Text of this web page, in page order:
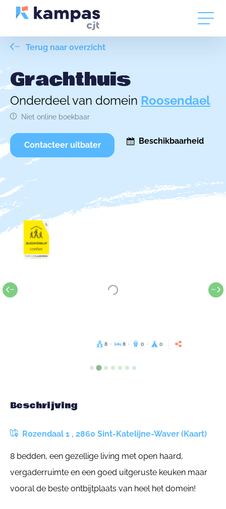
Terug naar overzicht
Grachthuis
Onderdeel van domein Roosendael
Niet online boekbaar
Contacteer uitbater Beschikbaarheid
8 8 0 0
Beschrijving
Rozendaal 1 , 2860 Sint-Katelijne-Waver (Kaart)
8 bedden, een gezellige living met open haard,
vergaderruimte en een goed uitgeruste keuken maar
vooral de beste ontbijtplaats van heel het domein!